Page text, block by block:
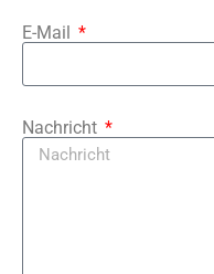
E-Mail
Nachricht